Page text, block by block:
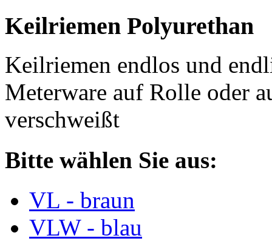
Keilriemen Polyurethan
Keilriemen endlos und
Meterware auf Rolle oder
verschweißt
Bitte wählen Sie aus:
VL - braun
VLW - blau